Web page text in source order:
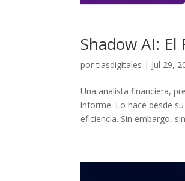
Shadow AI: El
portiasdigitales | Jul 29,
Una analista financiera,
informe. Lo hace desde
eficiencia. Sin embargo,